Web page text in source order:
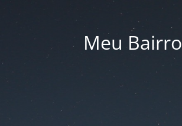
Meu Bairro